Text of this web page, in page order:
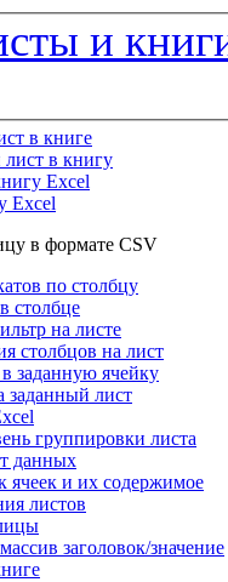
и
в книге
в книгу
Excel
Excel
в формате CSV
по столбцу
столбце
на листе
столбцов на лист
заданную ячейку
заданный лист
группировки листа
данных
ячеек и их содержимое
листов
заголовок/значение